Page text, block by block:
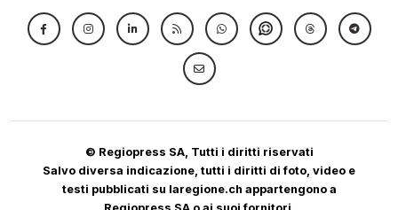
© Regiopress SA, Tutti i diritti riservati
Salvo diversa indicazione, tutti i diritti di foto, video e
testi pubblicati su laregione.ch appartengono a